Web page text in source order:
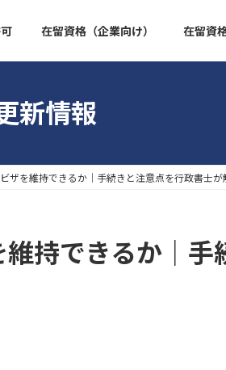
在留資格（企業向け） 在留資
新情報
ザを維持できるか｜手続きと注意点を行政書士が
持できるか｜